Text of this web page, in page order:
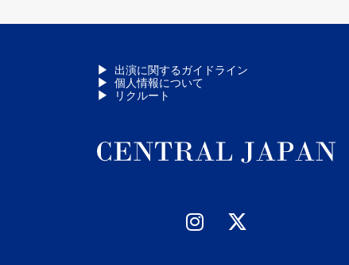
出演に関するガイドライン
個人情報について
リクルート